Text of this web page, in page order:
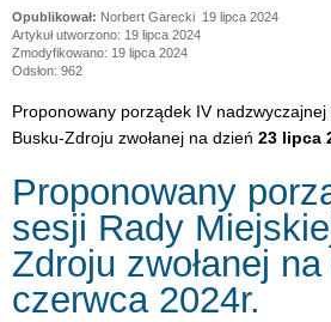
Norbert Garecki 19 lipca 2024
Artykuł utworzono: 19 lipca 2024
Zmodyfikowano: 19 lipca 2024
Odsłon: 962
Proponowany porządek IV
Busku-Zdroju zwołanej na dzień 23 lipca
Proponowany
sesji Rady
Zdroju zwołanej
czerwca 2024r.